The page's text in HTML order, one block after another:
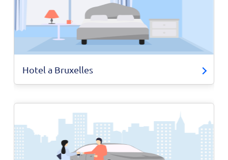
Hotel a Bruxelles